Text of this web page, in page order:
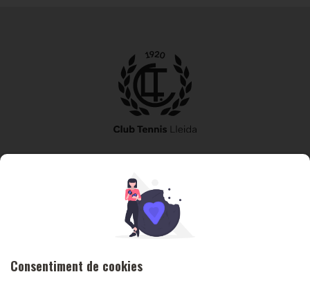
secretaria@tennislleida.com
Partida de boixadors 60 25198 Lleida
Consentiment de cookies